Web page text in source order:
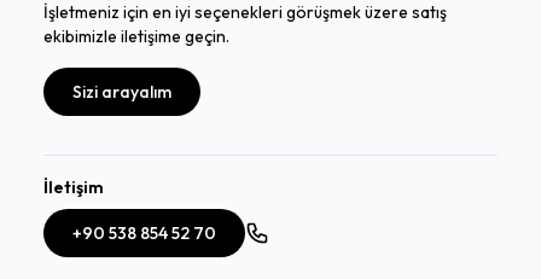
İşletmeniz için en iyi seçenekleri görüşmek üzere satış
ekibimizle iletişime geçin.
Sizi arayalım
İletişim
+90 538 854 52 70